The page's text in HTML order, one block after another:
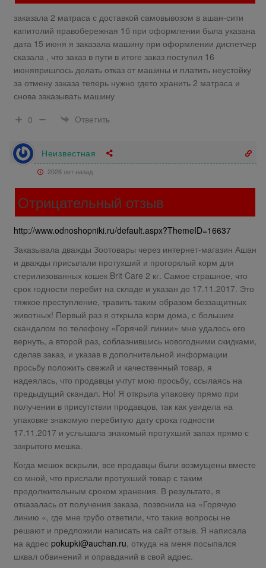
заказала 2 матраса с доставкой самовывозом в ашан-сити
капитолий правобережная 1б при оформлении была указана
дата 15 июня я заказала машину при оформлении диспетчер
сказала , что заказ в пути в итоге заказ поступил 16
июняпришлось делать отказ от машины и платить неустойку
за отмену заказа теперь нужно гдето хранить 2 матраса и
снова заказывать машину
0
Ответить
Неизвестная
2026 лет назад
Отрицательный отзыв
http://www.odnoshopniki.ru/default.aspx?ThemeID=16637
Заказывала дважды Зоотовары через интернет-магазин Ашан
и дважды присылали протухший и прогорклый корм для
стерилизованных кошек Brit Care 2 кг. Самое страшное, что
срок годности перебит на складе и указан до 17.11.2017. Это
тяжкое преступление, травить таким образом беззащитных
животных! Первый раз я открыла корм дома, с большим
скандалом по телефону «Горячей линии» мне удалось его
вернуть, а второй раз, соблазнившись новогодними скидками,
сделав заказ, и указав в дополнительной информации
просьбу положить свежий и качественный товар, я
надеялась, что продавцы учтут мою просьбу, ссылаясь на
предыдущий скандал. Но! Я открыла упаковку прямо при
получении в присутствии продавцов, так как увидела на
упаковке знакомую перебитую дату срока годности
17.11.2017 и услышала знакомый протухший запах прямо с
закрытого мешка.
Когда мешок вскрыли, все продавцы были возмущены вместе
со мной, что прислали протухший товар с таким
продолжительным сроком хранения. В результате, я
отказалась от получения заказа, позвонила на «Горячую
линию «, где мне грубо ответили, что такие вопросы не
решают и предложили написать на сайт отзыв. Я написала
на адрес pokupki@auchan.ru, откуда на меня посыпался
шквал обвинений и оправданий в свой адрес.